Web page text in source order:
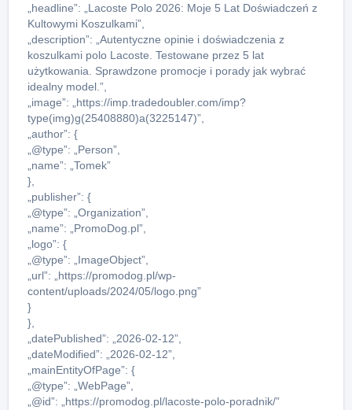
„headline”: „Lacoste Polo 2026: Moje 5 Lat Doświadczeń z
Kultowymi Koszulkami”,
„description”: „Autentyczne opinie i doświadczenia z
koszulkami polo Lacoste. Testowane przez 5 lat
użytkowania. Sprawdzone promocje i porady jak wybrać
idealny model.”,
„image”: „https://imp.tradedoubler.com/imp?
type(img)g(25408880)a(3225147)”,
„author”: {
„@type”: „Person”,
„name”: „Tomek”
},
„publisher”: {
„@type”: „Organization”,
„name”: „PromoDog.pl”,
„logo”: {
„@type”: „ImageObject”,
„url”: „https://promodog.pl/wp-
content/uploads/2024/05/logo.png”
}
},
„datePublished”: „2026-02-12”,
„dateModified”: „2026-02-12”,
„mainEntityOfPage”: {
„@type”: „WebPage”,
„@id”: „https://promodog.pl/lacoste-polo-poradnik/”